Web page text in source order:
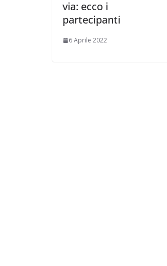
via: ecco i
partecipanti
6 Aprile 2022